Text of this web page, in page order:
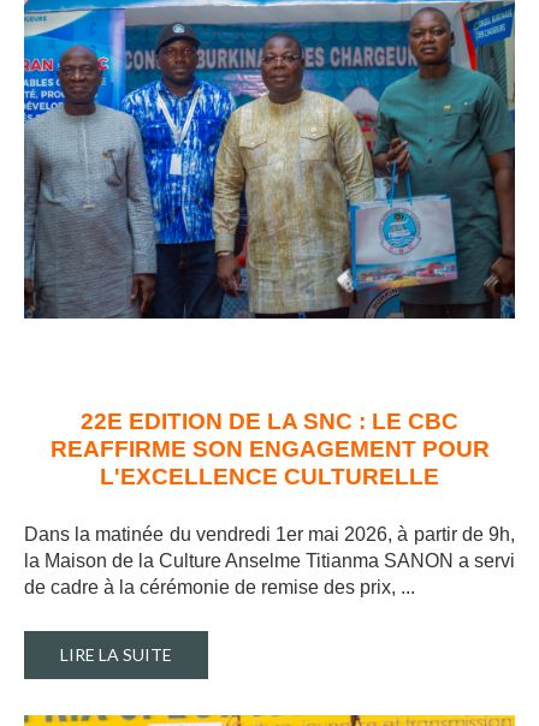
22E EDITION DE LA SNC : LE CBC
REAFFIRME SON ENGAGEMENT POUR
L'EXCELLENCE CULTURELLE
Dans la matinée du vendredi 1er mai 2026, à partir de 9h,
la Maison de la Culture Anselme Titianma SANON a servi
de cadre à la cérémonie de remise des prix, ...
LIRE LA SUITE